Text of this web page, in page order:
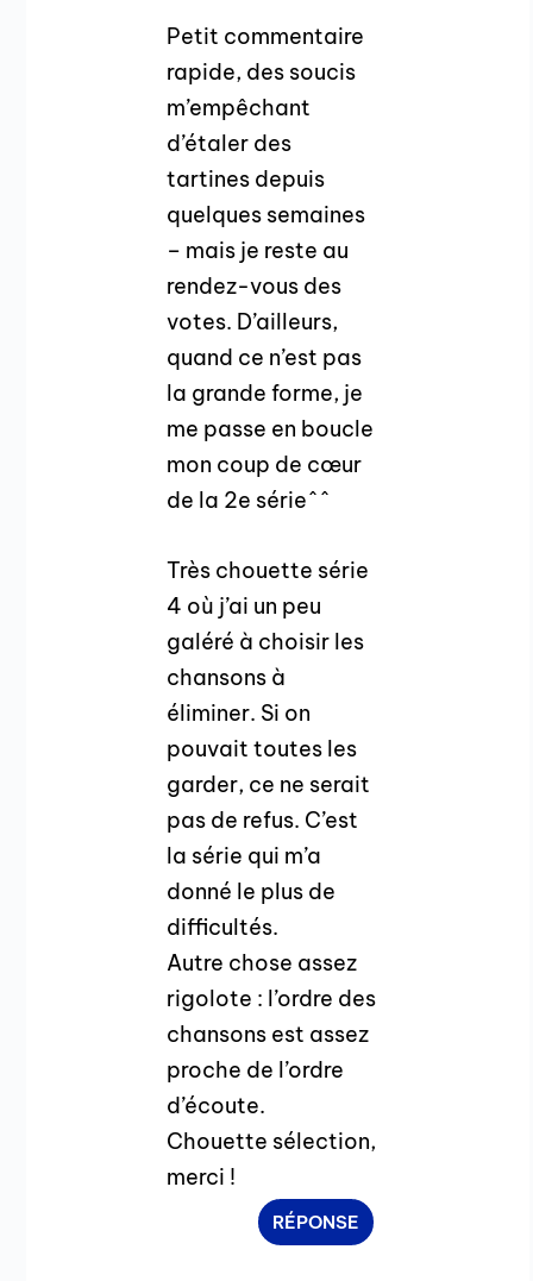
Petit commentaire
rapide, des soucis
m’empêchant
d’étaler des
tartines depuis
quelques semaines
– mais je reste au
rendez-vous des
votes. D’ailleurs,
quand ce n’est pas
la grande forme, je
me passe en boucle
mon coup de cœur
de la 2e série^^
Très chouette série
4 où j’ai un peu
galéré à choisir les
chansons à
éliminer. Si on
pouvait toutes les
garder, ce ne serait
pas de refus. C’est
la série qui m’a
donné le plus de
difficultés.
Autre chose assez
rigolote : l’ordre des
chansons est assez
proche de l’ordre
d’écoute.
Chouette sélection,
merci !
RÉPONSE